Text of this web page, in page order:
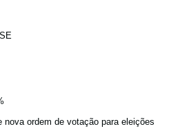
ordem de votação para eleições